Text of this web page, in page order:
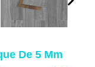
De 5 Mm